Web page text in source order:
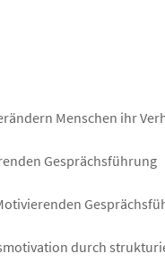
Menschen ihr
Gesprächsführung
durch